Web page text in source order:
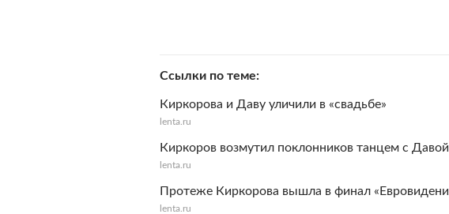
Ссылки по теме
Киркорова и Даву уличили в «свадьбе»
lenta.ru
Киркоров возмутил поклонников танцем с Давой
lenta.ru
Протеже Киркорова вышла в финал
lenta.ru